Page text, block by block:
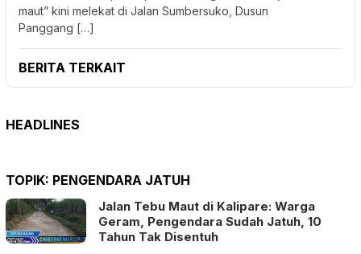
maut” kini melekat di Jalan Sumbersuko, Dusun
Panggang […]
BERITA TERKAIT
HEADLINES
TOPIK: PENGENDARA JATUH
Jalan Tebu Maut di Kalipare: Warga
Geram, Pengendara Sudah Jatuh, 10
Tahun Tak Disentuh